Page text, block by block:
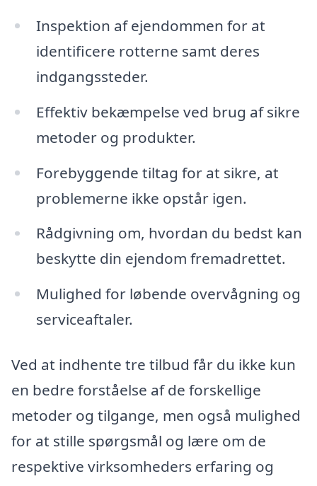
Inspektion af ejendommen for at
identificere rotterne samt deres
indgangssteder.
Effektiv bekæmpelse ved brug af sikre
metoder og produkter.
Forebyggende tiltag for at sikre, at
problemerne ikke opstår igen.
Rådgivning om, hvordan du bedst kan
beskytte din ejendom fremadrettet.
Mulighed for løbende overvågning og
serviceaftaler.
Ved at indhente tre tilbud får du ikke kun
en bedre forståelse af de forskellige
metoder og tilgange, men også mulighed
for at stille spørgsmål og lære om de
respektive virksomheders erfaring og